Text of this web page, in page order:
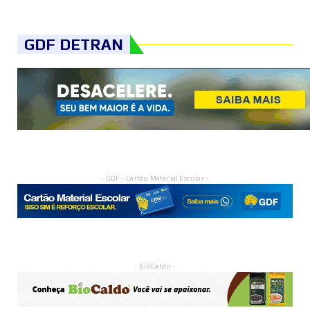
GDF DETRAN
- GDF - Cartão Material Escolar -
- BioCaldo -